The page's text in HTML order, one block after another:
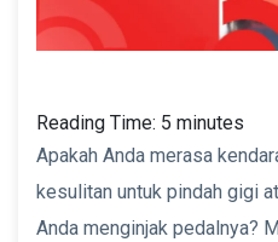
Reading Time: 5 minutes
Apakah Anda merasa
kesulitan untuk pindah gigi
Anda menginjak pedalnya?